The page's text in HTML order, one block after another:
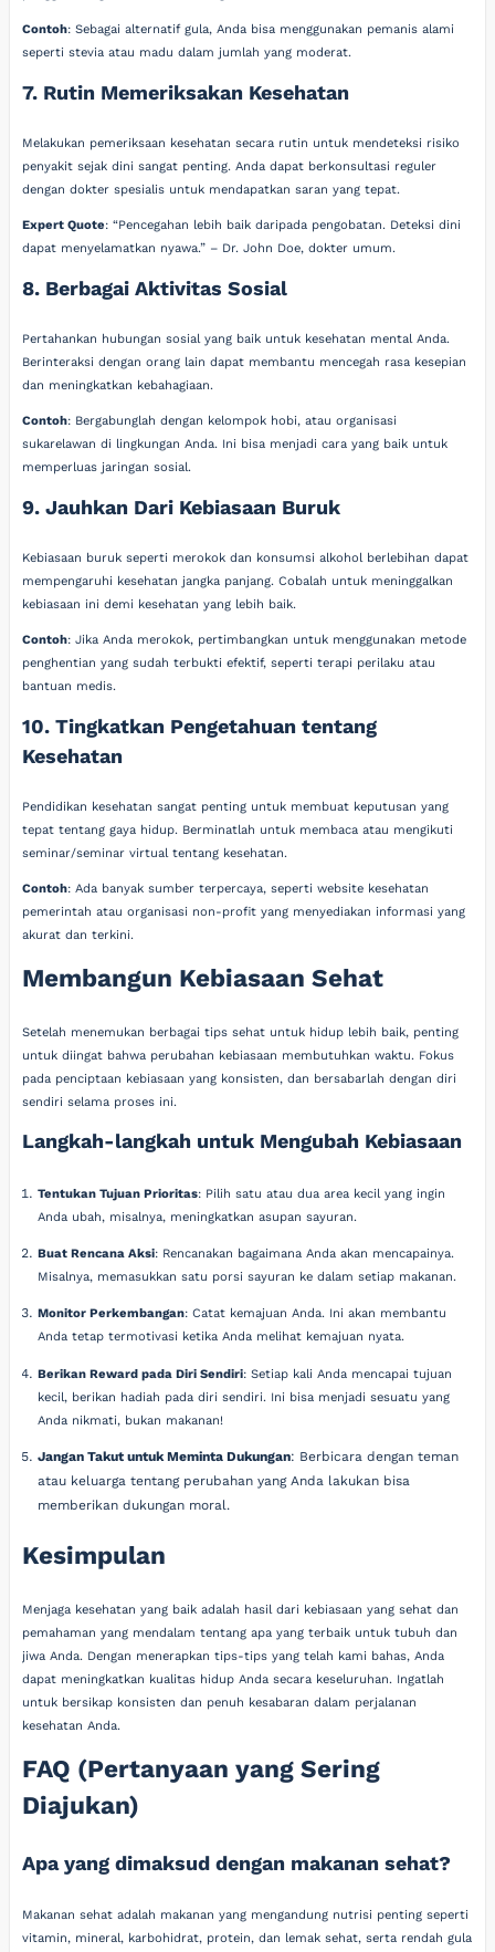
Contoh: Sebagai alternatif gula, Anda bisa menggunakan pemanis alami
seperti stevia atau madu dalam jumlah yang moderat.
7. Rutin Memeriksakan Kesehatan
Melakukan pemeriksaan kesehatan secara rutin untuk mendeteksi risiko
penyakit sejak dini sangat penting. Anda dapat berkonsultasi reguler
dengan dokter spesialis untuk mendapatkan saran yang tepat.
Expert Quote: “Pencegahan lebih baik daripada pengobatan. Deteksi dini
dapat menyelamatkan nyawa.” – Dr. John Doe, dokter umum.
8. Berbagai Aktivitas Sosial
Pertahankan hubungan sosial yang baik untuk kesehatan mental Anda.
Berinteraksi dengan orang lain dapat membantu mencegah rasa kesepian
dan meningkatkan kebahagiaan.
Contoh: Bergabunglah dengan kelompok hobi, atau organisasi
sukarelawan di lingkungan Anda. Ini bisa menjadi cara yang baik untuk
memperluas jaringan sosial.
9. Jauhkan Dari Kebiasaan Buruk
Kebiasaan buruk seperti merokok dan konsumsi alkohol berlebihan dapat
mempengaruhi kesehatan jangka panjang. Cobalah untuk meninggalkan
kebiasaan ini demi kesehatan yang lebih baik.
Contoh: Jika Anda merokok, pertimbangkan untuk menggunakan metode
penghentian yang sudah terbukti efektif, seperti terapi perilaku atau
bantuan medis.
10. Tingkatkan Pengetahuan tentang
Kesehatan
Pendidikan kesehatan sangat penting untuk membuat keputusan yang
tepat tentang gaya hidup. Berminatlah untuk membaca atau mengikuti
seminar/seminar virtual tentang kesehatan.
Contoh: Ada banyak sumber terpercaya, seperti website kesehatan
pemerintah atau organisasi non-profit yang menyediakan informasi yang
akurat dan terkini.
Membangun Kebiasaan Sehat
Setelah menemukan berbagai tips sehat untuk hidup lebih baik, penting
untuk diingat bahwa perubahan kebiasaan membutuhkan waktu. Fokus
pada penciptaan kebiasaan yang konsisten, dan bersabarlah dengan diri
sendiri selama proses ini.
Langkah-langkah untuk Mengubah Kebiasaan
Tentukan Tujuan Prioritas: Pilih satu atau dua area kecil yang ingin
Anda ubah, misalnya, meningkatkan asupan sayuran.
Buat Rencana Aksi: Rencanakan bagaimana Anda akan mencapainya.
Misalnya, memasukkan satu porsi sayuran ke dalam setiap makanan.
Monitor Perkembangan: Catat kemajuan Anda. Ini akan membantu
Anda tetap termotivasi ketika Anda melihat kemajuan nyata.
Berikan Reward pada Diri Sendiri: Setiap kali Anda mencapai tujuan
kecil, berikan hadiah pada diri sendiri. Ini bisa menjadi sesuatu yang
Anda nikmati, bukan makanan!
Jangan Takut untuk Meminta Dukungan: Berbicara dengan teman
atau keluarga tentang perubahan yang Anda lakukan bisa
memberikan dukungan moral.
Kesimpulan
Menjaga kesehatan yang baik adalah hasil dari kebiasaan yang sehat dan
pemahaman yang mendalam tentang apa yang terbaik untuk tubuh dan
jiwa Anda. Dengan menerapkan tips-tips yang telah kami bahas, Anda
dapat meningkatkan kualitas hidup Anda secara keseluruhan. Ingatlah
untuk bersikap konsisten dan penuh kesabaran dalam perjalanan
kesehatan Anda.
FAQ (Pertanyaan yang Sering
Diajukan)
Apa yang dimaksud dengan makanan sehat?
Makanan sehat adalah makanan yang mengandung nutrisi penting seperti
vitamin, mineral, karbohidrat, protein, dan lemak sehat, serta rendah gula